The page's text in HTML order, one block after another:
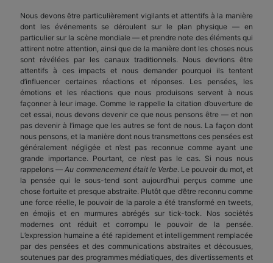
Nous devons être particulièrement vigilants et attentifs à la manière
dont les événements se déroulent sur le plan physique — en
particulier sur la scène mondiale — et prendre note des éléments qui
attirent notre attention, ainsi que de la manière dont les choses nous
sont révélées par les canaux traditionnels. Nous devrions être
attentifs à ces impacts et nous demander pourquoi ils tentent
d’influencer certaines réactions et réponses. Les pensées, les
émotions et les réactions que nous produisons servent à nous
façonner à leur image. Comme le rappelle la citation d’ouverture de
cet essai, nous devons devenir ce que nous pensons être — et non
pas devenir à l’image que les autres se font de nous. La façon dont
nous pensons, et la manière dont nous transmettons ces pensées est
généralement négligée et n’est pas reconnue comme ayant une
grande importance. Pourtant, ce n’est pas le cas. Si nous nous
rappelons —Au commencement était le Verbe. Le pouvoir du mot, et
la pensée qui le sous-tend sont aujourd’hui perçus comme une
chose fortuite et presque abstraite. Plutôt que d’être reconnu comme
une force réelle, le pouvoir de la parole a été transformé en tweets,
en émojis et en murmures abrégés sur tick-tock. Nos sociétés
modernes ont réduit et corrompu le pouvoir de la pensée.
L’expression humaine a été rapidement et intelligemment remplacée
par des pensées et des communications abstraites et décousues,
soutenues par des programmes médiatiques, des divertissements et